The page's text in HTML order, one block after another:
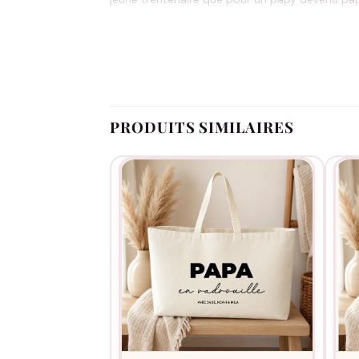
Cadeau Fête des Pères universel, qui plaît
Cadeau d’accouchement avec le prénom du
Anniversaire de Papa, quel que soit son âge
Cadeau de retour de congé paternité ou
Cadeau Noël sobre pour un papa qui n’aime
Coton dense 450 g/m² :toile robuste qui
PRODUITS SIMILAIRES